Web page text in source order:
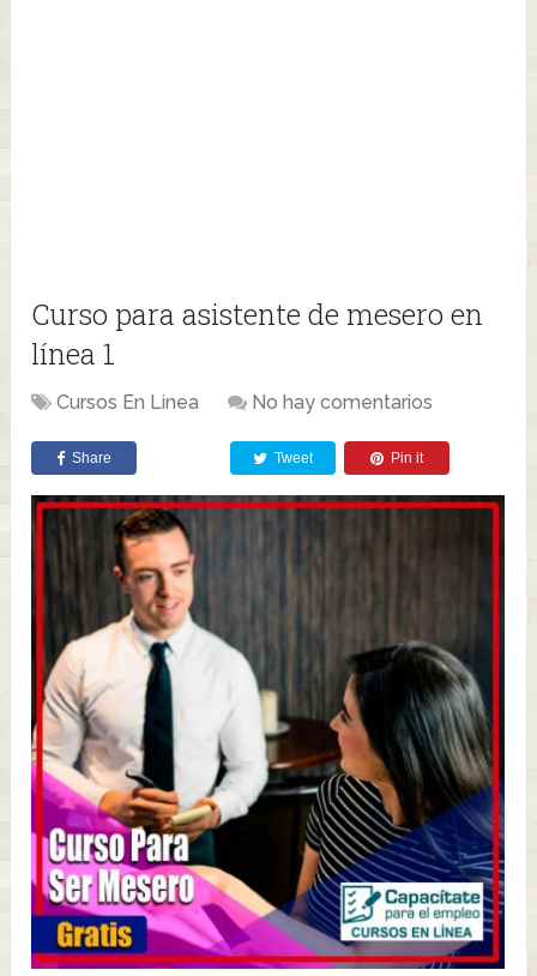
Curso para asistente de mesero en
línea 1
Cursos En Linea No hay comentarios
Share Tweet Pin it